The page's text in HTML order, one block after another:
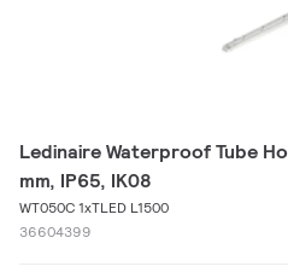
Ledinaire Waterproof Tube
mm, IP65, IK08
WT050C 1xTLED L1500
36604399